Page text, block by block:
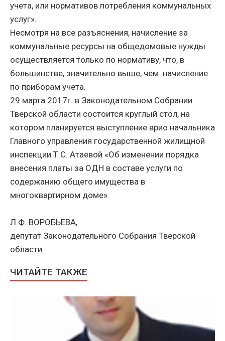
учета, или нормативов потребления коммунальных
услуг».
Несмотря на все разъяснения, начисление за
коммунальные ресурсы на общедомовые нужды
осуществляется только по нормативу, что, в
большинстве, значительно выше, чем начисление
по приборам учета.
29 марта 2017г. в Законодательном Собрании
Тверской области состоится круглый стол, на
котором планируется выступление врио начальника
Главного управления государственной жилищной
инспекции Т.С. Атаевой «Об изменении порядка
внесения платы за ОДН в составе услуги по
содержанию общего имущества в
многоквартирном доме».
Л.Ф. ВОРОБЬЕВА,
депутат Законодательного Собрания Тверской
области
ЧИТАЙТЕ ТАКЖЕ